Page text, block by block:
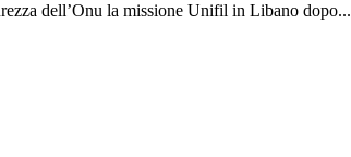
dell’Onu la missione Unifil in Libano dopo...